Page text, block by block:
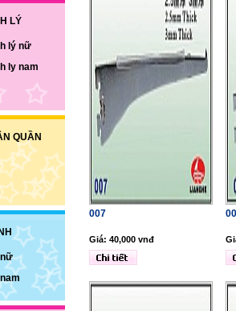
LÝ
lý nữ
ly nam
QUẦN
007
Giá: 40,000 vnđ